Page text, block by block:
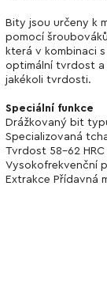
Bity jsou určeny k
pomocí
která v kombinaci
optimální tvrdost a
jakékoli tvrdosti.
Speciální funkce
Drážkovaný bit
Specializovaná
Tvrdost 58-62
Vysokofrekvenční
Extrakce Přídavná